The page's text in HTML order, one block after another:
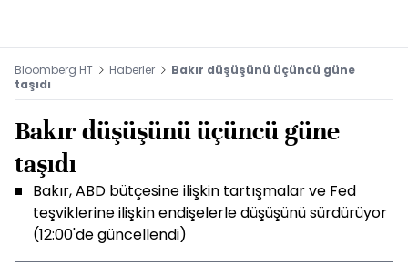
Bloomberg HT Haberler
Bakır düşüşünü üçüncü güne
taşıdı
Bakır düşüşünü üçüncü güne
taşıdı
Bakır, ABD bütçesine ilişkin tartışmalar ve Fed
teşviklerine ilişkin endişelerle düşüşünü sürdürüyor
(12:00'de güncellendi)